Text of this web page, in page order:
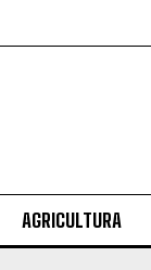
AGRICULTURA